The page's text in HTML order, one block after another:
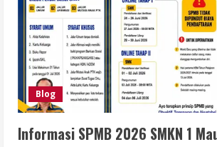
Blog
Informasi SPMB 2026 SMKN 1